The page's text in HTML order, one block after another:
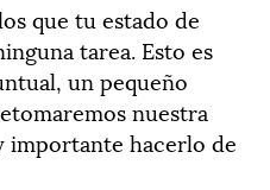
que tu estado de
tarea. Esto es
un pequeño
nuestra
importante hacerlo de